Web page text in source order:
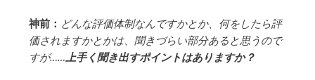
神前： どんな評価体制なんですかとか、何をしたら評
価されますかとかは、聞きづらい部分あると思うので
すが……上手く聞き出すポイントはありますか？